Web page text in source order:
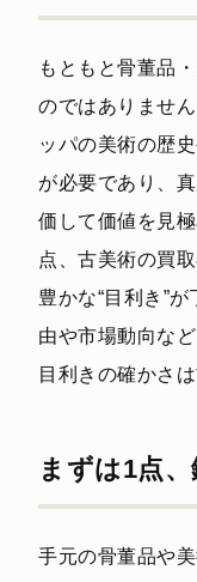
もともと骨董品
のではありませ
ッパの美術の歴
が必要であり、
価して価値を見
点、古美術の買
豊かな“目利き”
由や市場動向な
目利きの確かさ
まずは1点
手元の骨董品や